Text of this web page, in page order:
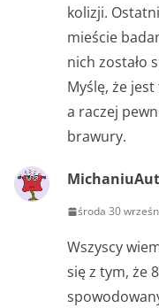
kolizji.
mieście
nich zostało
Myślę, że
a raczej
brawury.
Michaniu
środa 30
Wszyscy
się z tym, że